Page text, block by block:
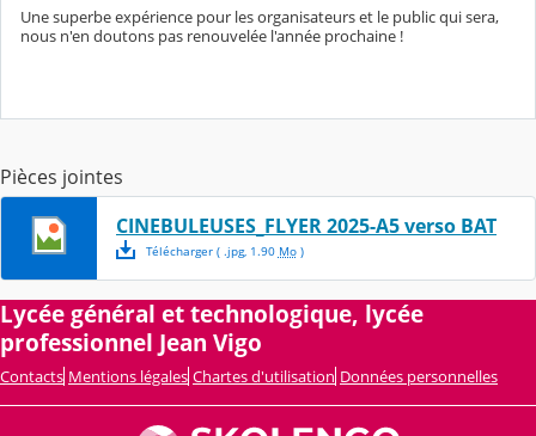
Une superbe expérience pour les organisateurs et le public qui sera,
nous n'en doutons pas renouvelée l'année prochaine !
Pièces jointes
CINEBULEUSES_FLYER 2025-A5 verso BAT
Télécharger( .jpg, 1.90 Mo)
Lycée général et technologique, lycée
professionnel Jean Vigo
Contacts Mentions légales Chartes d'utilisation Données personnelles